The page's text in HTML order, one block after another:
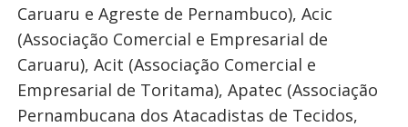
Caruaru e Agreste de Pernambuco), Acic
(Associação Comercial e Empresarial de
Caruaru), Acit (Associação Comercial e
Empresarial de Toritama), Apatec (Associação
Pernambucana dos Atacadistas de Tecidos,